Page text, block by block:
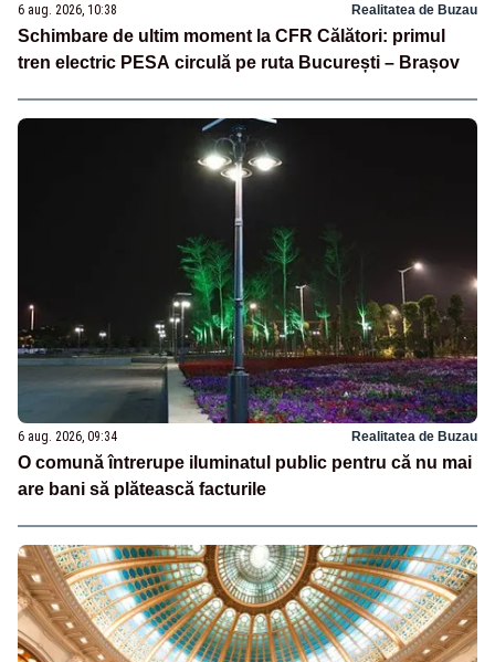
6 aug. 2026, 10:38 Realitatea de Buzau
Schimbare de ultim moment la CFR Călători: primul
tren electric PESA circulă pe ruta București – Brașov
6 aug. 2026, 09:34 Realitatea de Buzau
O comună întrerupe iluminatul public pentru că nu mai
are bani să plătească facturile